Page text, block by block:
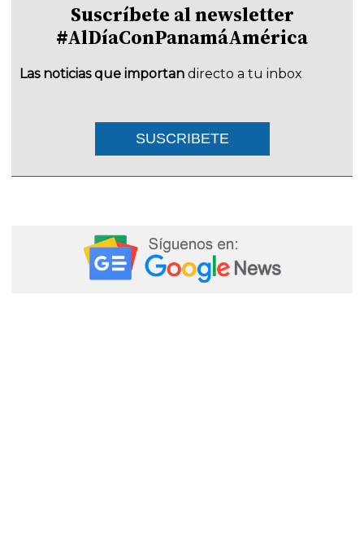
Suscríbete al newsletter
#AlDíaConPanamáAmérica
Las noticias que importan directo a tu inbox
SUSCRIBETE